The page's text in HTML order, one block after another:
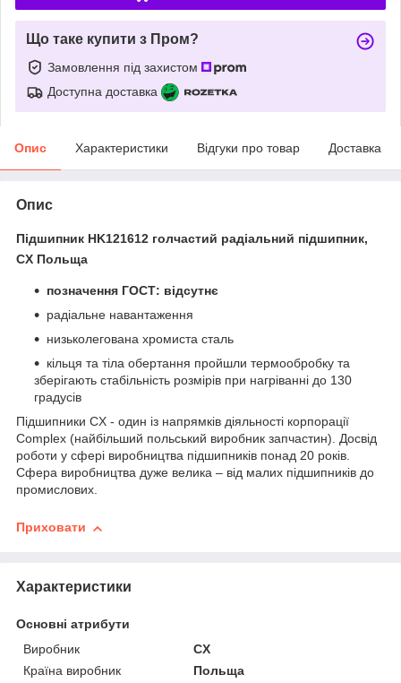
Що таке купити з Пром?
Замовлення під захистом
Доступна доставка
Опис Характеристики Відгуки про товар Доставка
Опис
Підшипник HK121612 голчастий радіальний підшипник,
CX Польща
позначення ГОСТ: відсутнє
радіальне навантаження
низьколегована хромиста сталь
кільця та тіла обертання пройшли термообробку та
зберігають стабільність розмірів при нагріванні до 130
градусів
Підшипники CX - один із напрямків діяльності корпорації
Complex (найбільший польський виробник запчастин). Досвід
роботи у сфері виробництва підшипників понад 20 років.
Сфера виробництва дуже велика – від малих підшипників до
промислових.
Приховати
Характеристики
Основні атрибути
Виробник
CX
Країна виробник
Польща